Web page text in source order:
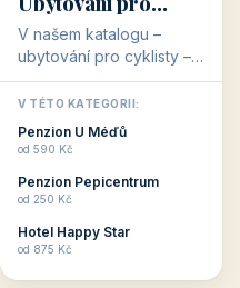
cyklisty
V našem katalogu –
ubytování pro cyklisty –
jsou pro Vás připraveny
objekty, které jsou na
milovníky cykloturistiky
připraveny. Většinou mají
V TÉTO KATEGORII:
Penzion U Méďů
od 590 Kč
Penzion Pepicentrum
od 250 Kč
Hotel Happy Star
od 875 Kč
💼